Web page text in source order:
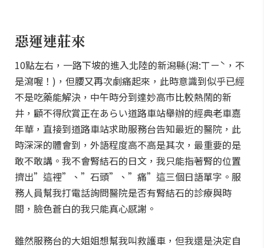
惡運連莊來
10點左右，一路下坡的進入北陸的新潟縣(潟:ㄒㄧˋ，不
是瀉喔！)，但腰又再次劇痛起來，此時意識到似乎已經
不是吃藥能解決，中午時分到達妙高市比較熱鬧的新
井，顧不得欣賞正在あらい道路車站舉辦的經典老車嘉
年華，直接到道路車站求助服務台告知最近的醫院，此
時深深的體會到，外語程度高不高是其次，最重要的是
敢不敢講。我不會腎結石的日文，我只能指著腎的位置
擠出”這裡”、”石頭”、”痛”這三個日語單字。服
務人員幫我打電話詢問醫院是否有腎結石的診療與時
間，臉色蒼白的我只能真心感謝。
雖然服務台的大姐姐想幫我叫救護車，但我還是決定自